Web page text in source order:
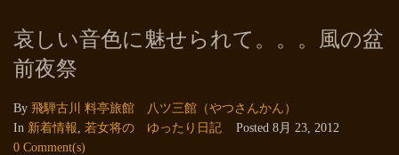
哀しい音色に魅せられて。。。風の盆
前夜祭
By 飛騨古川 料亭旅館 八ツ三館（やつさんかん）
In 新着情報, 若女将の ゆったり日記 Posted 8月 23, 2012
0 Comment(s)